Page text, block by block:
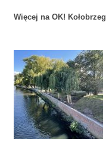
Więcej na OK! Kołobrzeg